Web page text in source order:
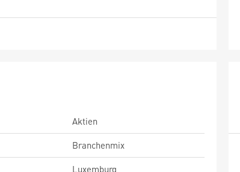
Aktien
Branchenmix
Luxemburg